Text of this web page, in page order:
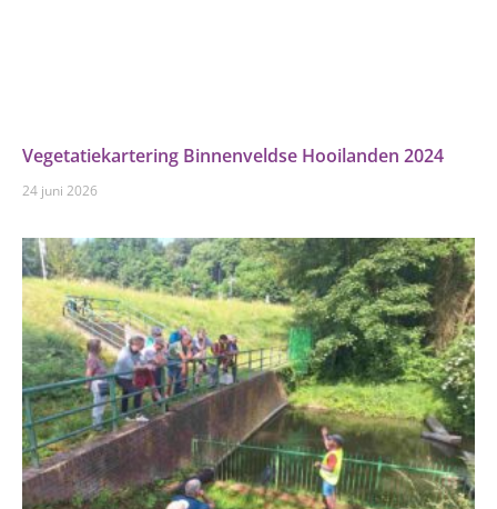
Vegetatiekartering Binnenveldse Hooilanden 2024
24 juni 2026